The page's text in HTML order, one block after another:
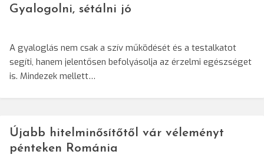
Gyalogolni, sétálni jó
A gyaloglás nem csak a szív működését és a testalkatot
segíti, hanem jelentősen befolyásolja az érzelmi egészséget
is. Mindezek mellett…
Újabb hitelminősítőtől vár véleményt
pénteken Románia